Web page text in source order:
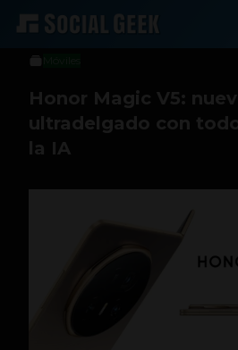
Sergio Ramos
28 de agosto de 2025
Honor Magic V5:
ultradelgado con
la IA